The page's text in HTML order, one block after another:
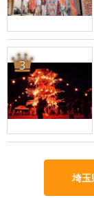
3
埼玉